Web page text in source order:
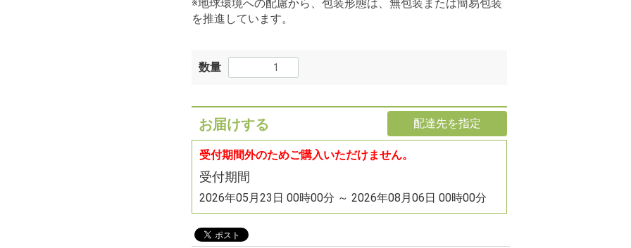
※地球環境への配慮から、包装形態は、無包装または簡易包装
を推進しています。
数量
お届けする 配達先を指定
受付期間外のためご購入いただけません。
受付期間
2026年05月23日 00時00分 ～ 2026年08月06日 00時00分